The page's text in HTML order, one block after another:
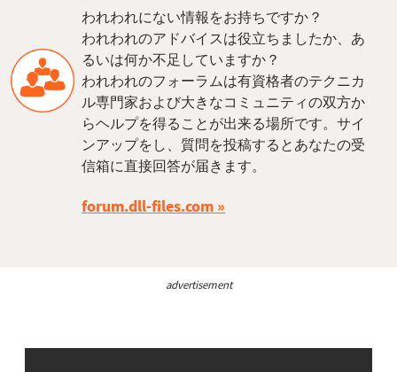
われわれにない情報をお持ちですか？
われわれのアドバイスは役立ちましたか、あ
るいは何か不足していますか？
われわれのフォーラムは有資格者のテクニカ
ル専門家および大きなコミュニティの双方か
らヘルプを得ることが出来る場所です。サイ
ンアップをし、質問を投稿するとあなたの受
信箱に直接回答が届きます。
forum.dll-files.com
advertisement